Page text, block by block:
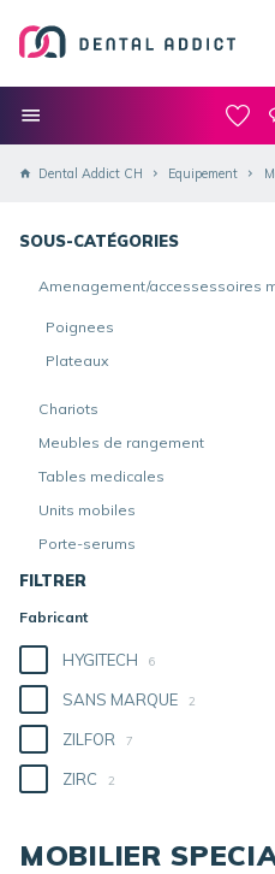
Dental Addict CH Equipement
SOUS-CATÉGORIES
Amenagement/accessessoires
Poignees
Plateaux
Chariots
Meubles de rangement
Tables medicales
Units mobiles
Porte-serums
FILTRER
Fabricant
HYGITECH 6
SANS MARQUE 2
ZILFOR 7
ZIRC 2
MOBILIER